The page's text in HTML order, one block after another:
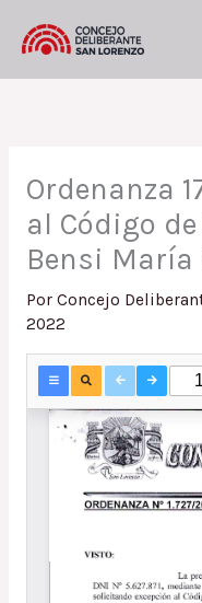
Ordenanza
al Código
Bensi
Por Concejo
2022